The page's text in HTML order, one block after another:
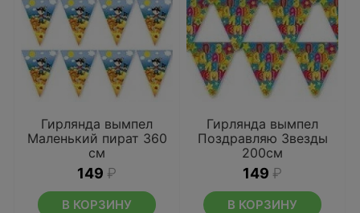
Гирлянда вымпел
Маленький пират 360
см
149 ₽
В КОРЗИНУ
Гирлянда вымпел
Поздравляю Звезды
200см
149 ₽
В КОРЗИНУ